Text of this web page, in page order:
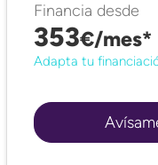
Financia desde
353€/mes*
Adapta tu